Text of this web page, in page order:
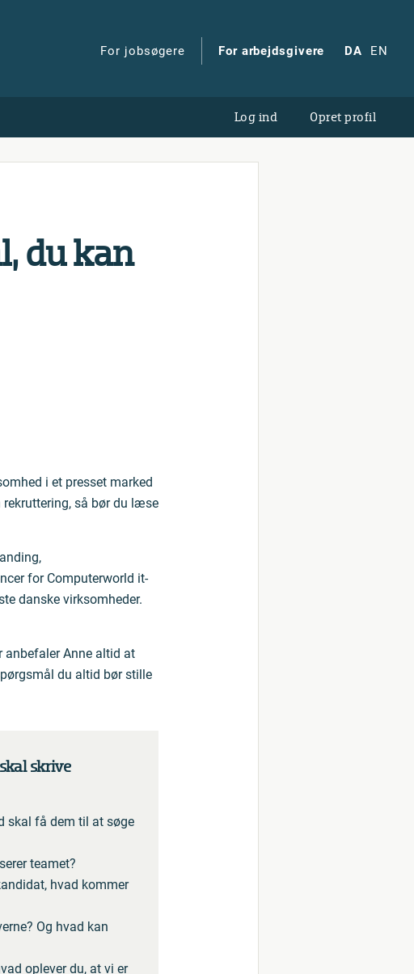
For jobsøgere For arbejdsgivere DA EN
Log ind Opret profil
du kan
i et presset marked
så bør du læse
for Computerworld it-
danske virksomheder.
anbefaler Anne altid at
du altid bør stille
skrive
skal få dem til at søge
teamet?
hvad kommer
Og hvad kan
oplever du, at vi er